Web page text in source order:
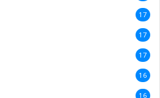
17
17
17
16
16